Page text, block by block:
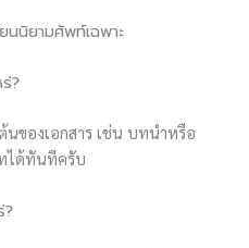
นนิยามศัพท์เฉพาะ
?
ของเอกสาร เช่น บทนำหรือ
ได้ทันทีครับ
?